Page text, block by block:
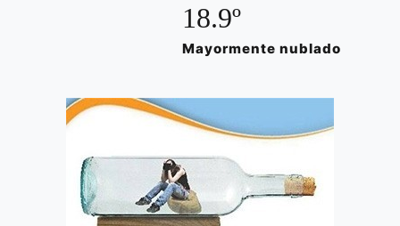
18.9º
Mayormente nublado